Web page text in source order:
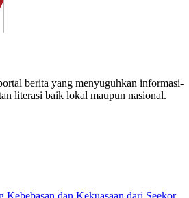
berita yang menyuguhkan informasi-
literasi baik lokal maupun nasional.